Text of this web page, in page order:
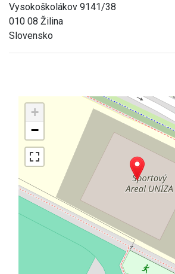
Vysokoškolákov 9141/38
010 08 Žilina
Slovensko
+
−